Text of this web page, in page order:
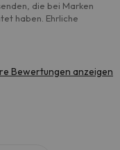
die bei Marken
haben. Ehrliche
Bewertungen anzeigen